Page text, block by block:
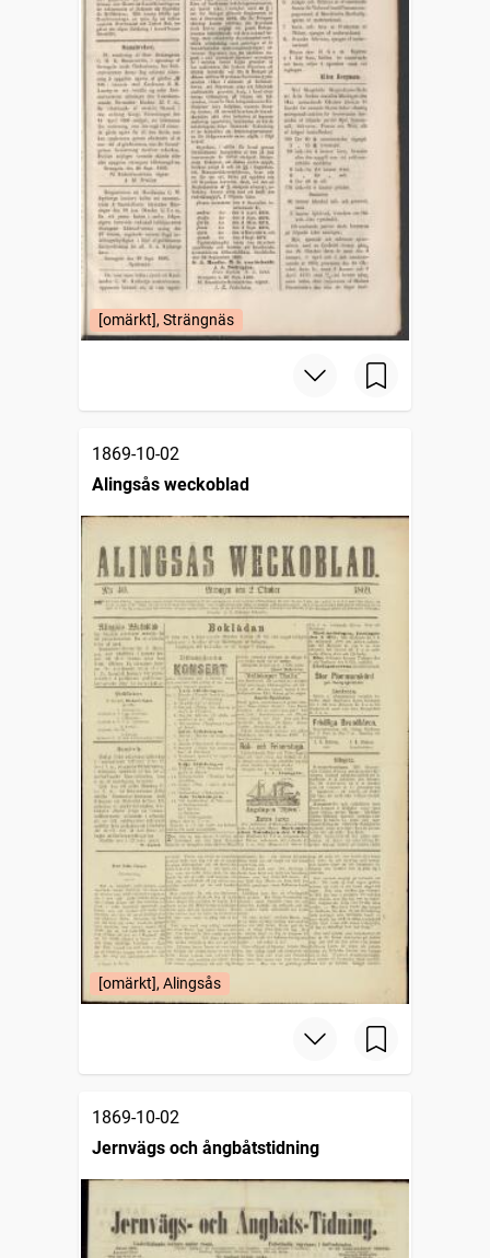
[omärkt], Strängnäs
1869-10-02
Alingsås weckoblad
[omärkt], Alingsås
1869-10-02
Jernvägs och ångbåtstidning